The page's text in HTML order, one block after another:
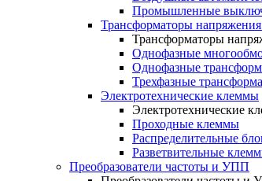
Промышленные
Трансформаторы
Трансформаторы
Однофазные
Однофазные
Трехфазные
Электротехнические клеммы
Электротехнические
Проходные клеммы
Распределительные
Разветвительные
Преобразователи частоты и УПП